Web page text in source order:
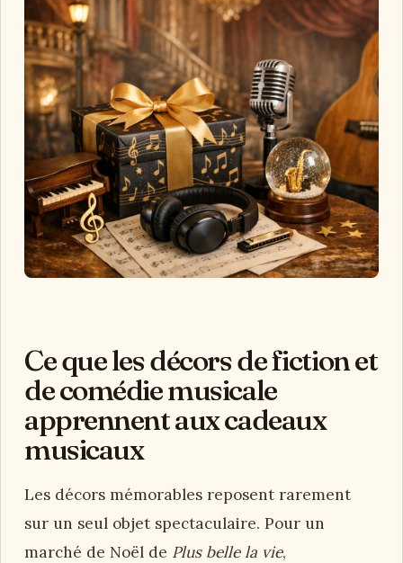
Ce que les décors de fiction et
de comédie musicale
apprennent aux cadeaux
musicaux
Les décors mémorables reposent rarement
sur un seul objet spectaculaire. Pour un
marché de Noël de Plus belle la vie,